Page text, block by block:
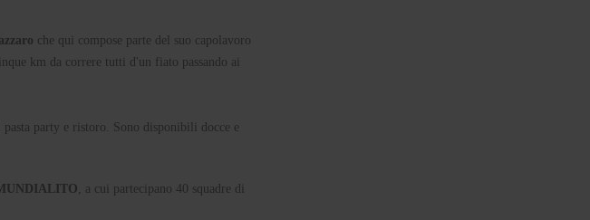
che qui compose parte del suo capolavoro
km da correre tutti d'un fiato passando ai
party e ristoro. Sono disponibili docce e
, a cui partecipano 40 squadre di